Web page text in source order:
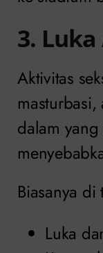
3.
Aktivitas
dalam
Biasanya
Luka